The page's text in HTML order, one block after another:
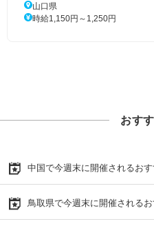
山口県
時給1,150円～1,250円
おす
中国で今週末に開催されるお
鳥取県で今週末に開催される